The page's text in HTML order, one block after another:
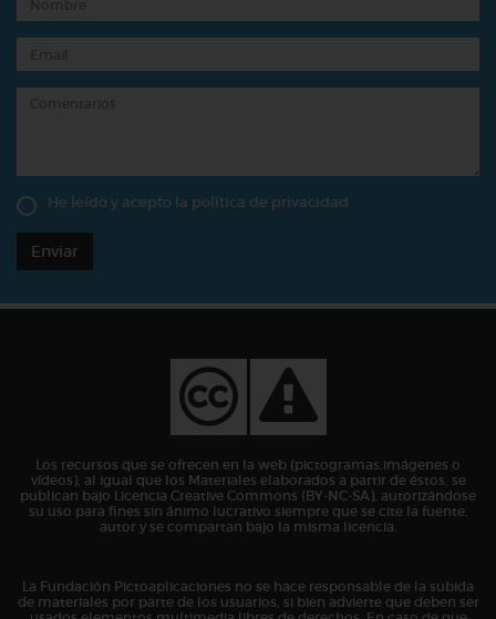
He leído y acepto la política de privacidad
Enviar
Los recursos que se ofrecen en la web (pictogramas,imágenes o
vídeos), al igual que los Materiales elaborados a partir de éstos, se
publican bajo Licencia Creative Commons (BY-NC-SA), autorizándose
su uso para fines sin ánimo lucrativo siempre que se cite la fuente,
autor y se compartan bajo la misma licencia.
La Fundación Pictoaplicaciones no se hace responsable de la subida
de materiales por parte de los usuarios, si bien advierte que deben ser